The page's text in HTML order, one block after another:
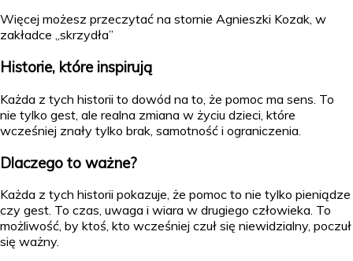
Więcej możesz przeczytać na stornie Agnieszki Kozak, w
zakładce „skrzydła”
Historie, które inspirują
Każda z tych historii to dowód na to, że pomoc ma sens. To
nie tylko gest, ale realna zmiana w życiu dzieci, które
wcześniej znały tylko brak, samotność i ograniczenia.
Dlaczego to ważne?
Każda z tych historii pokazuje, że pomoc to nie tylko pieniądze
czy gest. To czas, uwaga i wiara w drugiego człowieka. To
możliwość, by ktoś, kto wcześniej czuł się niewidzialny, poczuł
się ważny.